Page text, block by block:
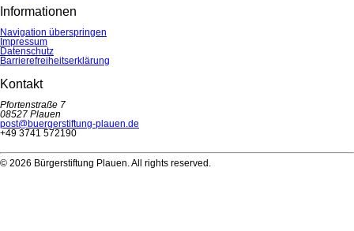
Informationen
Navigation überspringen
Impressum
Datenschutz
Barrierefreiheitserklärung
Kontakt
Pfortenstraße 7
08527 Plauen
post@buergerstiftung-plauen.de
+49 3741 572190
© 2026 Bürgerstiftung Plauen. All rights reserved.